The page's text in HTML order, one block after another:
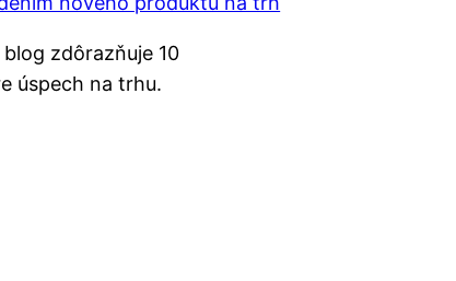
zdôrazňuje 10
úspech na trhu.